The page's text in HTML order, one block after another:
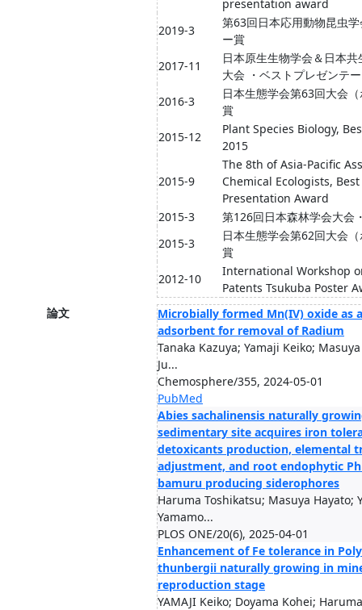
presentation award
2019-3
第63回日本応用動物昆虫
ー賞
2017-11
日本原生生物学会＆日本
大会 ・ベストプレゼンテ
2016-3
日本生態学会第63回大会
賞
2015-12
Plant Species Biology,
2015
2015-9
The 8th of Asia-Pacific
Chemical Ecologists,
Presentation Award
2015-3
第126回日本森林学会大会
2015-3
日本生態学会第62回大会
賞
2012-10
International Workshop
Patents Tsukuba Poster
論文
Microbially formed Mn(IV) oxide as
adsorbent for removal of Radium
Tanaka Kazuya; Yamaji Keiko;
Ju...
Chemosphere/355, 2024-05-01
PubMed
Abies sachalinensis naturally
sedimentary site acquires iron
detoxicants production, elemental
adjustment, and root endophytic
bamuru producing siderophores
Haruma Toshikatsu; Masuya Hayato;
Yamamo...
PLOS ONE/20(6), 2025-04-01
Enhancement of Fe tolerance in
thunbergii naturally growing in
reproduction stage
YAMAJI Keiko; Doyama Kohei;